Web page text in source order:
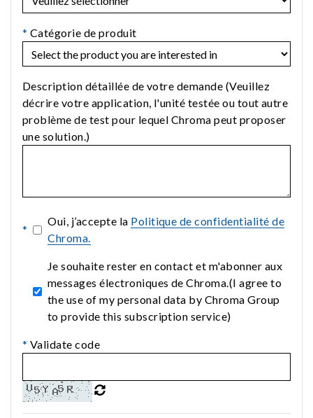
* Catégorie de produit
Description détaillée de votre demande (Veuillez
décrire votre application, l'unité testée ou tout autre
problème de test pour lequel Chroma peut proposer
une solution.)
*
Oui, j’accepte la Politique de confidentialité de
Chroma.
Je souhaite rester en contact et m'abonner aux
messages électroniques de Chroma.(I agree to
the use of my personal data by Chroma Group
to provide this subscription service)
* Validate code